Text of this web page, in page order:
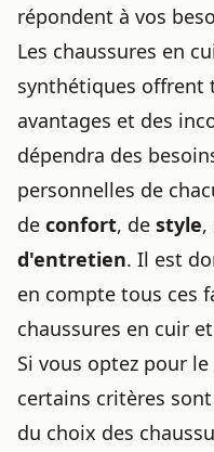
répondent à vos
Les chaussures en
synthétiques offrent
avantages et des
dépendra des
personnelles de
de confort, de style,
d'entretien. Il est
en compte tous ces
chaussures en cuir
Si vous optez pour
certains critères
du choix des